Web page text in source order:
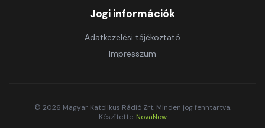
Jogi információk
Adatkezelési tájékoztató
Impresszum
© 2026 Magyar Katolikus Rádió Zrt. Minden jog fenntartva.
Készítette: NovaNow